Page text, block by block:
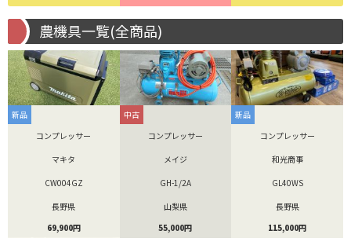
農機具一覧(全商品)
新品
コンプレッサー
マキタ
CW004GZ
長野県
69,900円
中古
コンプレッサー
メイジ
GH-1/2A
山梨県
55,000円
新品
コンプレッサー
和光商事
GL40WS
長野県
115,000円